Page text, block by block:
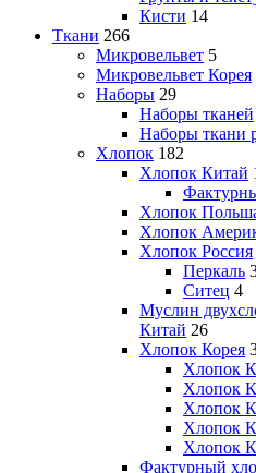
Кисти 14
Ткани 266
Микровельвет 5
Микровельвет Корея
Наборы 29
Наборы тканей
Наборы ткани
Хлопок 182
Хлопок Китай
Хлопок
Хлопок
Хлопок Россия
Перкаль
Ситец 4
Муслин
Китай 26
Хлопок Корея
Хлопок
Хлопок
Хлопок
Хлопок
Хлопок
Фактурный